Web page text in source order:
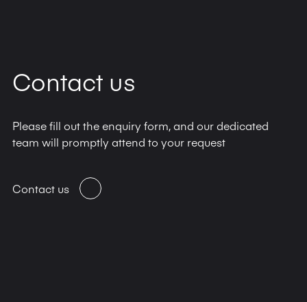
Contact us
Please fill out the enquiry form, and our dedicated
team will promptly attend to your request
Contact us